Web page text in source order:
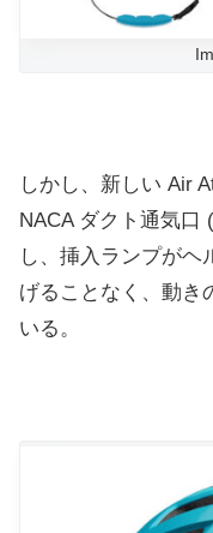
しかし、新しい Air
NACA ダクト通気口
し、挿入ランプがヘ
げることなく、動き
いる。